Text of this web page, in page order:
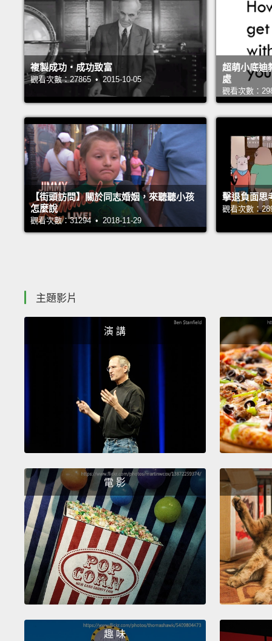
複製成功‧成功致富
觀看次數：27865 • 2015-10-05
超萌小底迪
處
觀看次數：
【街頭訪問】關於同志婚姻，來聽聽小孩
怎麼說
觀看次數：31294 • 2018-11-29
擊退負面思
觀看次數：
主題影片
演 講
電 影
趣 味